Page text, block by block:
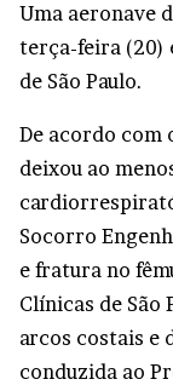
Uma aeronave
terça-feira (20)
de São Paulo.
De acordo com
deixou ao
Socorro
e fratura no
Clínicas de São
arcos costais e
conduzida ao